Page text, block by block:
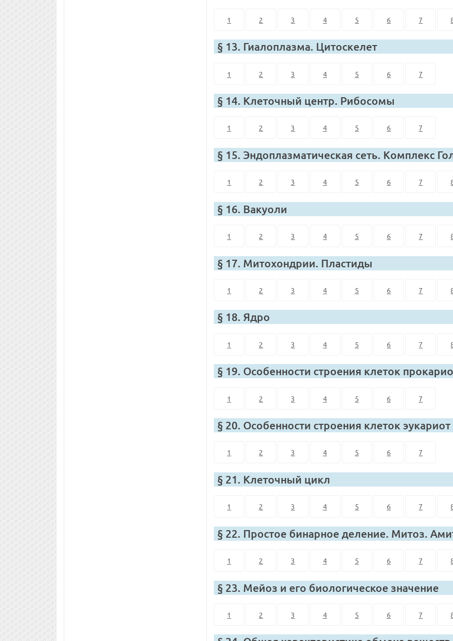
1 2 3 4 5 6 7
§ 13. Гиалоплазма. Цитоскелет
1 2 3 4 5 6 7
§ 14. Клеточный центр. Рибосомы
1 2 3 4 5 6 7
§ 15. Эндоплазматическая сеть. Комплекс
1 2 3 4 5 6 7
§ 16. Вакуоли
1 2 3 4 5 6 7
§ 17. Митохондрии. Пластиды
1 2 3 4 5 6 7
§ 18. Ядро
1 2 3 4 5 6 7
§ 19. Особенности строения клеток
1 2 3 4 5 6 7
§ 20. Особенности строения клеток эукариот
1 2 3 4 5 6 7
§ 21. Клеточный цикл
1 2 3 4 5 6 7
§ 22. Простое бинарное деление. Митоз.
1 2 3 4 5 6 7
§ 23. Мейоз и его биологическое значение
1 2 3 4 5 6 7